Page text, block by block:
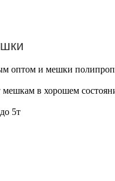
оптом и мешки
в хорошем
5т